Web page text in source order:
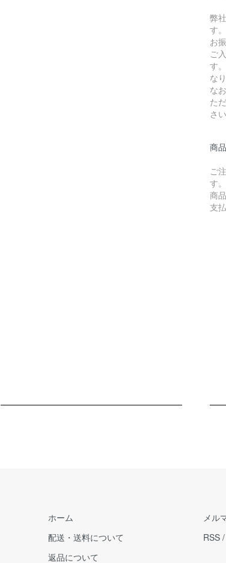
弊
す。
お
ご
す
な
な
た
さ
商
ご
す。
商
支
ホーム
配送・送料について
返品について
メル
RSS /